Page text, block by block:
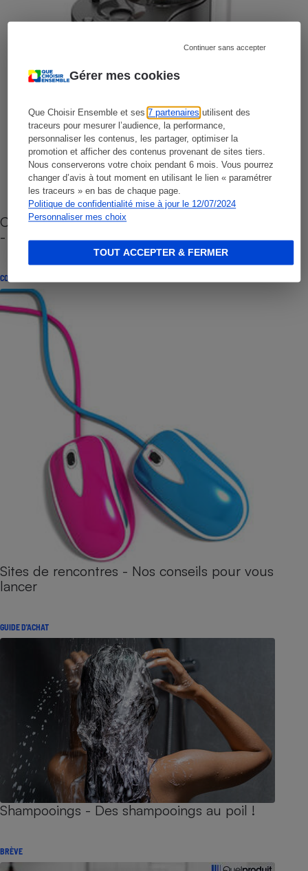
Gérer mes cookies
Que Choisir Ensemble et ses7 partenaires utilisent des
traceurs pour mesurer l’audience, la performance,
personnaliser les contenus, les partager, optimiser la
promotion et afficher des contenus provenant de sites tiers.
Nous conserverons votre choix pendant 6 mois. Vous pourrez
changer d’avis à tout moment en utilisant le lien « paramétrer
les traceurs » en bas de chaque page.
Politique de confidentialité mise à jour le 12/07/2024
Personnaliser mes choix
Continuer sans accepter
TOUT ACCEPTER & FERMER
Cafetière à capsules zéro déchet CoffeeB (vidéo)
- Premières impressions
CONSEILS
Sites de rencontres - Nos conseils pour vous
lancer
GUIDE D'ACHAT
Shampooings - Des shampooings au poil !
BRÈVE